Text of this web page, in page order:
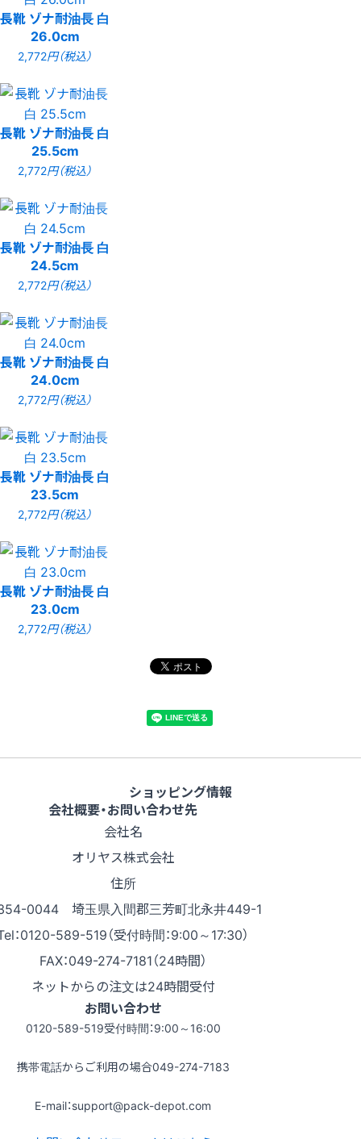
長靴 ゾナ耐油長 白
26.0cm
2,772円（税込）
長靴 ゾナ耐油長 白
25.5cm
2,772円（税込）
長靴 ゾナ耐油長 白
24.5cm
2,772円（税込）
長靴 ゾナ耐油長 白
24.0cm
2,772円（税込）
長靴 ゾナ耐油長 白
23.5cm
2,772円（税込）
長靴 ゾナ耐油長 白
23.0cm
2,772円（税込）
ショッピング情報
会社概要・お問い合わせ先
会社名
オリヤス株式会社
住所
0044 埼玉県入間郡三芳町北永井449-1
：0120-589-519（受付時間：9:00～17:30）
FAX：049-274-7181（24時間）
ネットからの注文は24時間受付
お問い合わせ
0120-589-519受付時間：9:00～16:00
携帯電話からご利用の場合049-274-7183
E-mail：support@pack-depot.com